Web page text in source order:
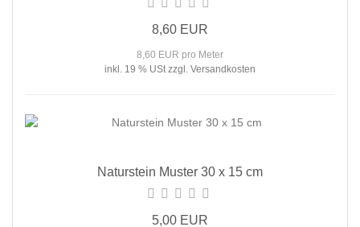
8,60 EUR
8,60 EUR pro Meter
inkl. 19 % USt zzgl. Versandkosten
Naturstein Muster 30 x 15 cm
5,00 EUR